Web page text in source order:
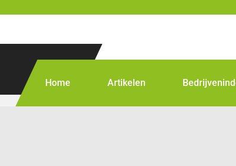
Home Artikelen